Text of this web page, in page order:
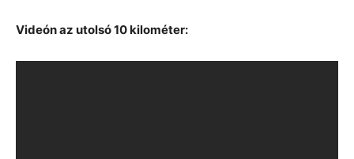
Videón az utolsó 10 kilométer: